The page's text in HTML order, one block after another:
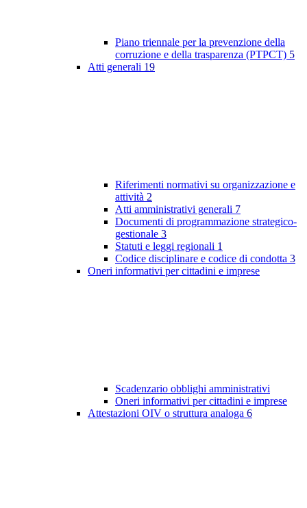
Piano triennale per la prevenzione della
corruzione e della trasparenza (PTPCT) 5
Atti generali 19
Riferimenti normativi su organizzazione e
attività 2
Atti amministrativi generali 7
Documenti di programmazione strategico-
gestionale 3
Statuti e leggi regionali 1
Codice disciplinare e codice di condotta 3
Oneri informativi per cittadini e imprese
Scadenzario obblighi amministrativi
Oneri informativi per cittadini e imprese
Attestazioni OIV o struttura analoga 6